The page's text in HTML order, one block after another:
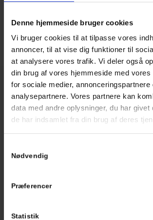
Denne hjemmeside bruger cookies
Vi bruger cookies til at tilpasse vores
annoncer, til at vise dig funktioner til
at analysere vores trafik. Vi deler også
din brug af vores hjemmeside med vores
for sociale medier, annonceringspartnere
analysepartnere. Vores partnere kan
data med andre oplysninger, du har givet
de har indsamlet fra din brug af deres
Nødvendig
Præferencer
Statistik
KOMPETENT OG
MEKANIKER I
Hvis du søger en erfaren og dygtig
Vores autoværksted i Hillerød er meget